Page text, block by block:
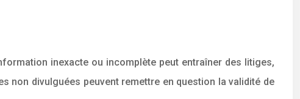
inexacte ou incomplète peut entraîner des litiges,
non divulguées peuvent remettre en question la validité de